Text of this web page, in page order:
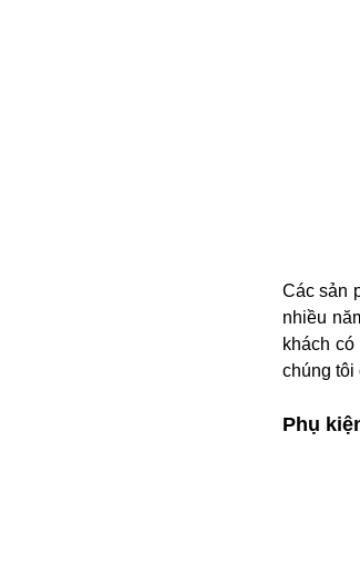
Các sản
nhiều
khách
chúng tôi
Phụ